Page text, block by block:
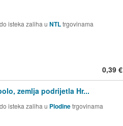
isteka zaliha u NTLtrgovinama
0,39 €
zemlja podrijetla Hr...
isteka zaliha u Plodinetrgovinama